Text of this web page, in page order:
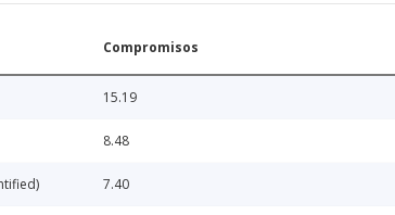
Compromisos
15.19
8.48
7.40